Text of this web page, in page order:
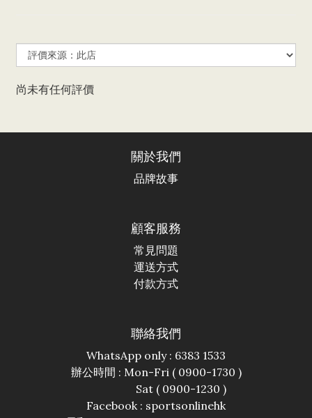
尚未有任何評價
關於我們
品牌故事
顧客服務
常見問題
運送方式
付款方式
聯絡我們
WhatsApp only : 6383 1533
辦公時間 : Mon-Fri ( 0900-1730 )
Sat ( 0900-1230 )
Facebook : sportsonlinehk